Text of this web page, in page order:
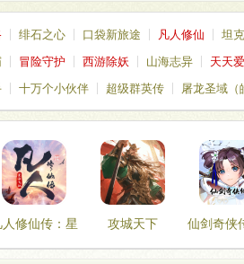
绯石之心 口袋新旅途 凡人修仙
坦
冒险守护 西游除妖 山海志异
天天
十万个小伙伴 超级群英传
屠龙圣域（
晓
塔塔帝国
人修仙传：星
攻城天下
仙剑奇侠